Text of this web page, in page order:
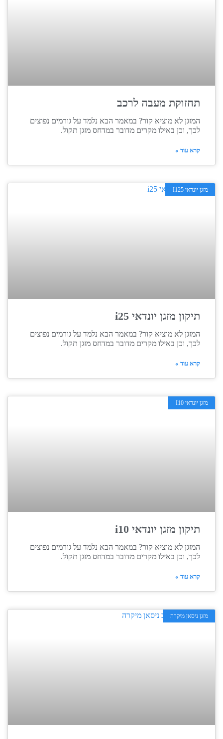
תחזוקת מעבה לרכב
המזגן לא מוציא קור? במאמר הבא נלמד על גורמים נפוצים
לכך, וכן באילו מקרים מדובר במדחס מזגן תקול.
קרא עוד »
מזגן יונדאי I125
תיקון מזגן יונדאי i25
המזגן לא מוציא קור? במאמר הבא נלמד על גורמים נפוצים
לכך, וכן באילו מקרים מדובר במדחס מזגן תקול.
קרא עוד »
מזגן יונדאי I10
תיקון מזגן יונדאי i10
המזגן לא מוציא קור? במאמר הבא נלמד על גורמים נפוצים
לכך, וכן באילו מקרים מדובר במדחס מזגן תקול.
קרא עוד »
מזגן ניסאן מיקרה